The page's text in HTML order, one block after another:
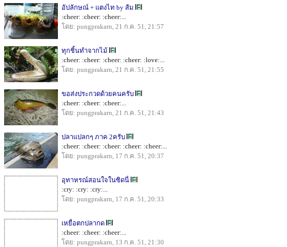
อัปลักษณ์ + แตงไท by ส้ม
:cheer: :cheer: :cheer:...
โดย: pungprakarn, 21 ก.ค. 51, 21:57
ทุกชิ้นทำจากไม้
:cheer: :cheer: :cheer: :cheer: :love:...
โดย: pungprakarn, 21 ก.ค. 51, 21:55
ขอส่งประกวดด้วยคนครับ
:cheer: :cheer: :cheer:...
โดย: pungprakarn, 21 ก.ค. 51, 21:43
ปลาแปลกๆ ภาค 2ครับ
:cheer: :cheer: :cheer: :cheer: :cheer:...
โดย: pungprakarn, 17 ก.ค. 51, 20:37
อุทาหรณ์สอนใจในซิดนี่
:cry: :cry: :cry:...
โดย: pungprakarn, 17 ก.ค. 51, 20:33
เหยื่อตกปลากด
:cheer: :cheer: :cheer:...
โดย: pungprakarn, 13 ก.ค. 51, 21:30